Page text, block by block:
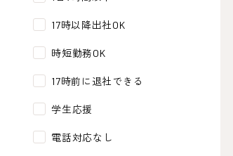
17時以降出社OK
時短勤務OK
17時前に退社できる
学生応援
電話対応なし